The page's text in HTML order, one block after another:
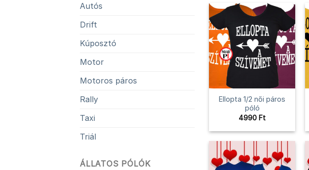
Autós
Drift
Kúposztó
Motor
Motoros páros
Rally
Taxi
Triál
ÁLLATOS PÓLÓK
Ellopta 1/2 női páros
póló
4990 Ft